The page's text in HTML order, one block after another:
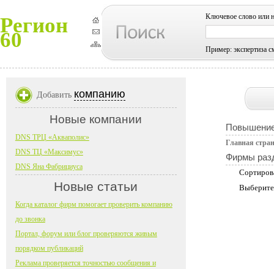
Регион
60
Ключевое слово или
Пример: экспертиза
Главная
Фирмы
Добавить компанию
Новые компании
DNS ТРЦ «Акваполис»
DNS ТЦ «Максимус»
DNS Яна Фабрициуса
Новые статьи
Когда каталог фирм помогает проверить компанию
до звонка
Портал, форум или блог проверяются живым
порядком публикаций
Реклама проверяется точностью сообщения и